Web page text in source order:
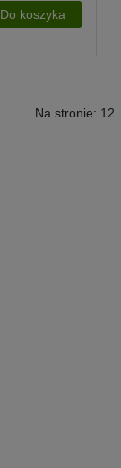
Do koszyka
Na stronie: 12